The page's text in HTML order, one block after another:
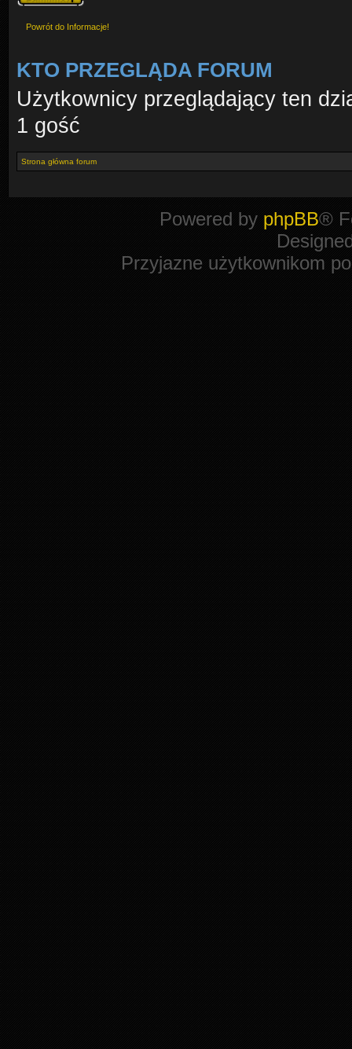
Powrót do Informacje!
KTO PRZEGLĄDA FORUM
Użytkownicy przeglądający ten
1 gość
Strona główna forum
Powered by phpBB®
Przyjazne użytkownikom